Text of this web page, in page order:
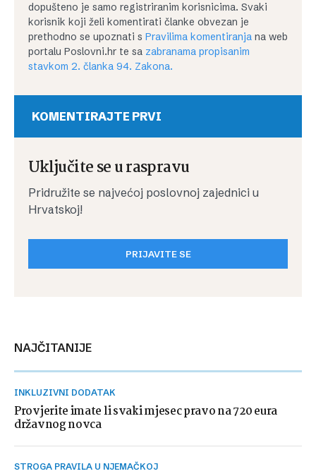
dopušteno je samo registriranim korisnicima. Svaki
korisnik koji želi komentirati članke obvezan je
prethodno se upoznati s Pravilima komentiranja na web
portalu Poslovni.hr te sa zabranama propisanim
stavkom 2. članka 94. Zakona.
KOMENTIRAJTE PRVI
Uključite se u raspravu
Pridružite se najvećoj poslovnoj zajednici u
Hrvatskoj!
PRIJAVITE SE
NAJČITANIJE
INKLUZIVNI DODATAK
Provjerite imate li svaki mjesec pravo na 720 eura
državnog novca
STROGA PRAVILA U NJEMAČKOJ